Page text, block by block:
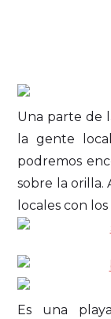
Una parte de
la gente
podremos
sobre la orilla.
locales con los
Es una